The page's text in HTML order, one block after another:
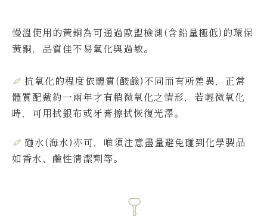
慢溫使用的黃銅為可通過歐盟檢測(含鉛量極低)的環保
黃銅，品質佳不易氧化與過敏。
抗氧化的程度依體質(酸鹼)不同而有所差異， 正常
體質配戴約一兩年才有稍微氧化之情形，若輕微氧化
時，可用拭銀布或牙膏擦拭恢復光澤。
碰水(海水)亦可，唯須注意盡量避免碰到化學製品
如香水、鹼性清潔劑等。